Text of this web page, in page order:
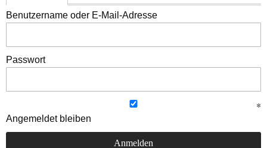
Benutzername oder E-Mail-Adresse
Passwort
Angemeldet bleiben